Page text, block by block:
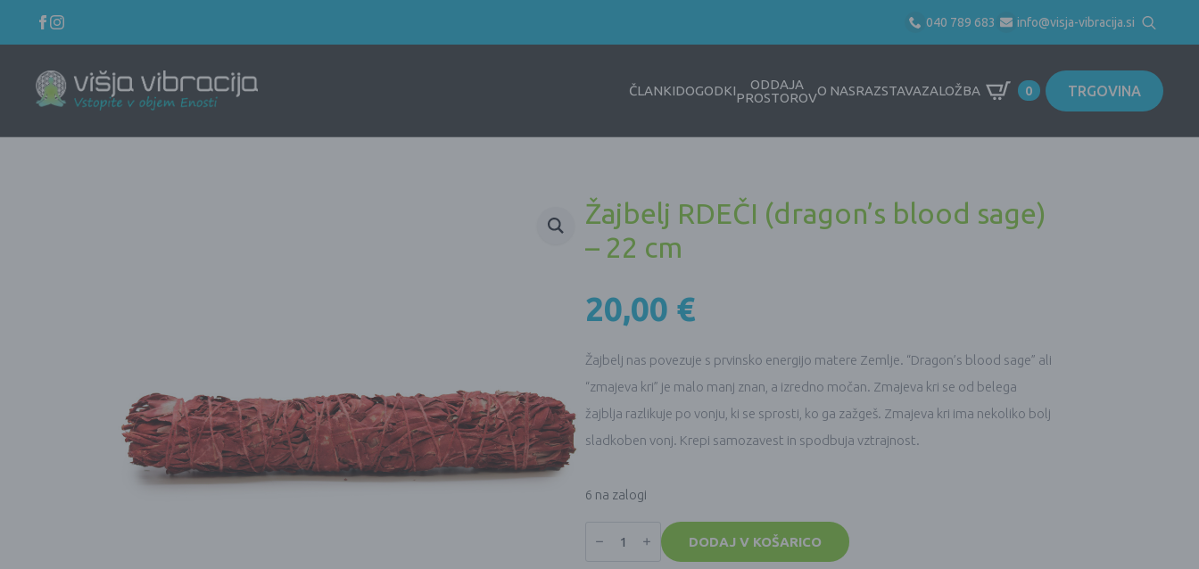
040 789 683 info@visja-vibracija.si
Search
for:
ČLANKIDOGODKI
ODDAJA
PROSTOROVO NASRAZSTAVAZALOŽBA 0 TRGOVINA
Žajbelj RDEČI (dragon’s blood sage)
– 22 cm
20,00 €
Žajbelj nas povezuje s prvinsko energijo matere Zemlje. “Dragon’s blood sage” ali
“zmajeva kri” je malo manj znan, a izredno močan. Zmajeva kri se od belega
žajblja razlikuje po vonju, ki se sprosti, ko ga zažgeš. Zmajeva kri ima nekoliko bolj
sladkoben vonj. Krepi samozavest in spodbuja vztrajnost.
6 na zalogi
RDEČI
DODAJ V KOŠARICO